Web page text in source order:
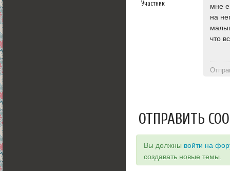
Участник
мне
на
что
ОТПРАВИТЬ
Вы должны войти на
создавать новые темы.